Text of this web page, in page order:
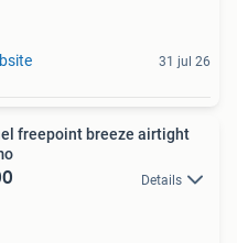
31 jul 26
freepoint breeze airtight
Details